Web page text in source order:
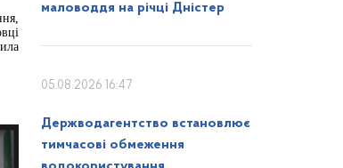
маловоддя на річці Дністер
05.08.2026 16:47
Держводагентство встановлює
тимчасові обмеження